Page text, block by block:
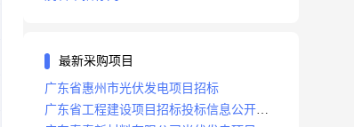
最新采购项目
广东省惠州市光伏发电项目招标
广东省工程建设项目招标投标信息公开目